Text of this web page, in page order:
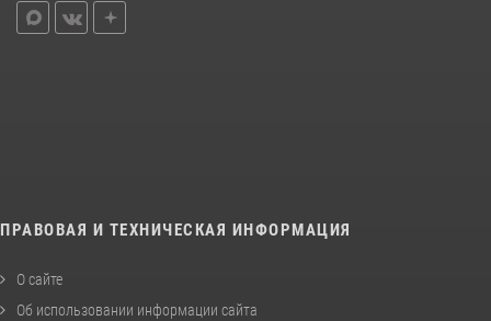
ПРАВОВАЯ И ТЕХНИЧЕСКАЯ ИНФОРМАЦИЯ
О сайте
Об использовании информации сайта